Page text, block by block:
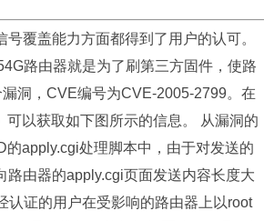
覆盖能力方面都得到了用户的认可。
路由器就是为了刷第三方固件，使路
洞，CVE编号为CVE-2005-2799。在
可以获取如下图所示的信息。 从漏洞的
apply.cgi处理脚本中，由于对发送的
由器的apply.cgi页面发送内容长度大
认证的用户在受影响的路由器上以root